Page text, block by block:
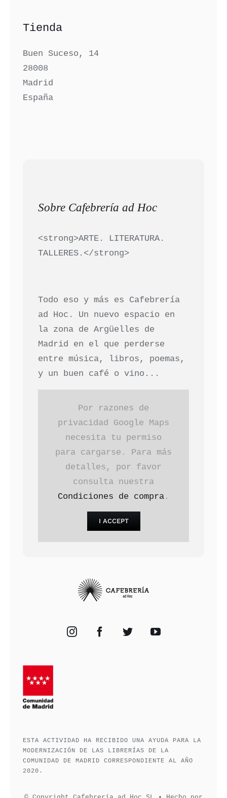
Tienda
Buen Suceso, 14
28008
Madrid
España
Sobre Cafebrería ad Hoc
<strong>ARTE. LITERATURA.
TALLERES.</strong>
Todo eso y más es Cafebrería
ad Hoc. Un nuevo espacio en
la zona de Argüelles de
Madrid en el que perderse
entre música, libros, poemas,
y un buen café o vino...
Por razones de
privacidad Google Maps
necesita tu permiso
para cargarse. Para más
detalles, por favor
consulta nuestra
Condiciones de compra .
I ACCEPT
ESTA ACTIVIDAD HA RECIBIDO UNA AYUDA PARA LA
MODERNIZACIÓN DE LAS LIBRERÍAS DE LA
COMUNIDAD DE MADRID CORRESPONDIENTE AL AÑO
2020.